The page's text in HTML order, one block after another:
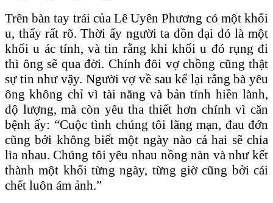
Trên bàn tay trái của Lê Uyên Phương có một khối
u, thấy rất rõ. Thời ấy người ta đồn đại đó là một
khối u ác tính, và tin rằng khi khối u đó rụng đi
thì ông sẽ qua đời. Chính đôi vợ chồng cũng thật
sự tin như vậy. Người vợ về sau kể lại rằng bà yêu
ông không chỉ vì tài năng và bản tính hiền lành,
độ lượng, mà còn yêu tha thiết hơn chính vì căn
bệnh ấy: “Cuộc tình chúng tôi lãng mạn, đau đớn
cũng bởi không biết một ngày nào cả hai sẽ chia
lìa nhau. Chúng tôi yêu nhau nồng nàn và như kết
thành một khối từng ngày, từng giờ cũng bởi cái
chết luôn ám ảnh.”